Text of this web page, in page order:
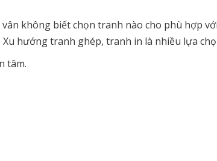
không biết chọn tranh nào cho phù hợp
hướng tranh ghép, tranh in là nhiều lựa
tâm.